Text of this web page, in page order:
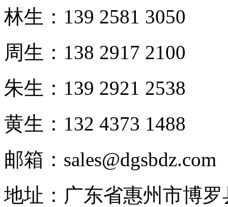
林生：139 2581 3050
周生：138 2917 2100
朱生：139 2921 2538
黄生：132 4373 1488
邮箱：sales@dgsbdz.com
地址：广东省惠州市博